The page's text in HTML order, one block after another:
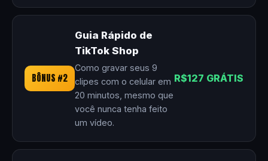
BÔNUS #2
Guia Rápido de
TikTok Shop
Como gravar seus 9
clipes com o celular em
20 minutos, mesmo que
você nunca tenha feito
um vídeo.
R$127 GRÁTIS